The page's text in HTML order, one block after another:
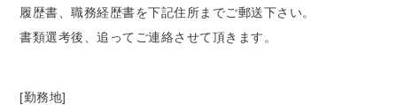
履歴書、職務経歴書を下記住所までご郵送下さい。
書類選考後、追ってご連絡させて頂きます。
[勤務地]